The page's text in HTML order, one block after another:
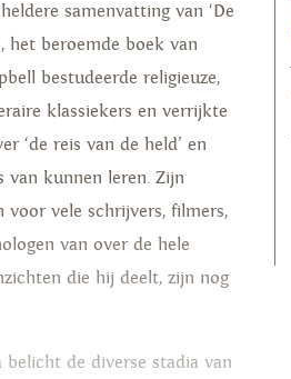
samenvatting van ‘De
het beroemde boek van
bestudeerde religieuze,
klassiekers en verrijkte
‘de reis van de held’ en
kunnen leren. Zijn
vele schrijvers, filmers,
van over de hele
die hij deelt, zijn nog
de diverse stadia van